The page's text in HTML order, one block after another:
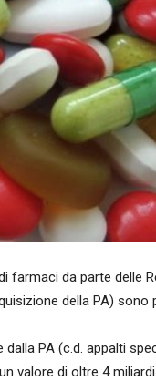
farmaci da parte delle
della PA) sono
PA (c.d. appalti
valore di oltre 4